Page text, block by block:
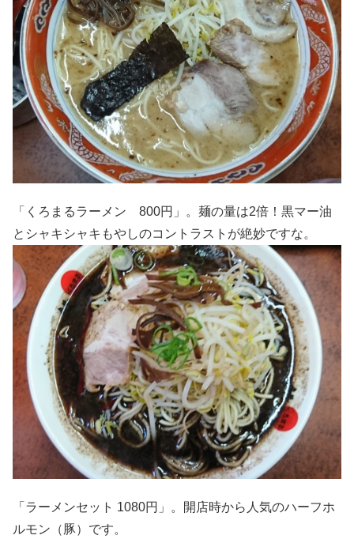
「くろまるラーメン 800円」。麺の量は2倍！黒マー油
とシャキシャキもやしのコントラストが絶妙ですな。
「ラーメンセット 1080円」。開店時から人気のハーフホ
ルモン（豚）です。